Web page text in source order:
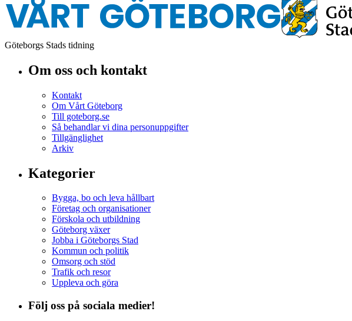
Göteborgs Stads tidning
Om oss och kontakt
Kontakt
Om Vårt Göteborg
Till goteborg.se
Så behandlar vi dina personuppgifter
Tillgänglighet
Arkiv
Kategorier
Bygga, bo och leva hållbart
Företag och organisationer
Förskola och utbildning
Göteborg växer
Jobba i Göteborgs Stad
Kommun och politik
Omsorg och stöd
Trafik och resor
Uppleva och göra
Följ oss på sociala medier!